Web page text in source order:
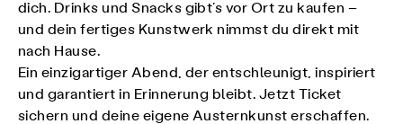
dich. Drinks und Snacks gibt’s vor Ort zu kaufen –
und dein fertiges Kunstwerk nimmst du direkt mit
nach Hause.
Ein einzigartiger Abend, der entschleunigt, inspiriert
und garantiert in Erinnerung bleibt. Jetzt Ticket
sichern und deine eigene Austernkunst erschaffen.